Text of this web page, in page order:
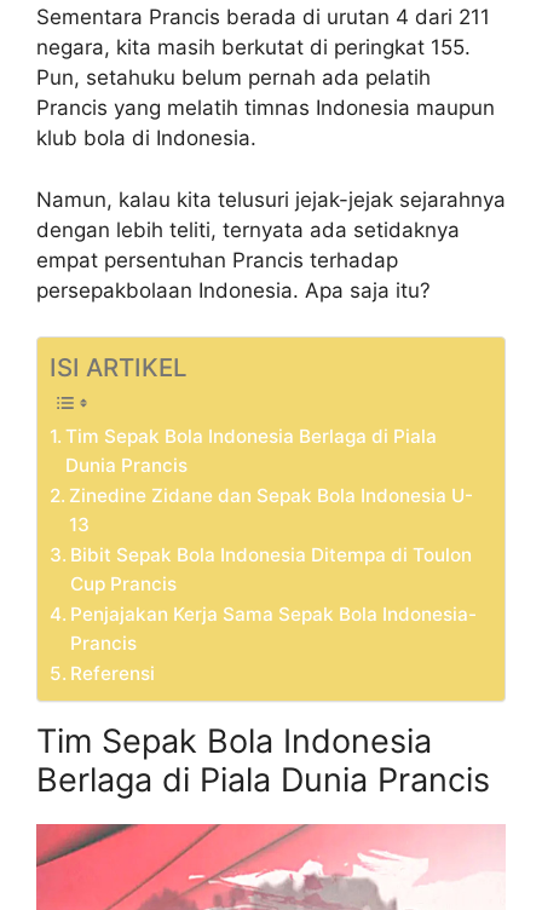
Sementara Prancis berada di urutan 4 dari 211
negara, kita masih berkutat di peringkat 155.
Pun, setahuku belum pernah ada pelatih
Prancis yang melatih timnas Indonesia maupun
klub bola di Indonesia.
Namun, kalau kita telusuri jejak-jejak sejarahnya
dengan lebih teliti, ternyata ada setidaknya
empat persentuhan Prancis terhadap
persepakbolaan Indonesia. Apa saja itu?
ISI ARTIKEL
Tim Sepak Bola Indonesia Berlaga di Piala
Dunia Prancis
Zinedine Zidane dan Sepak Bola Indonesia U-
13
Bibit Sepak Bola Indonesia Ditempa di Toulon
Cup Prancis
Penjajakan Kerja Sama Sepak Bola Indonesia-
Prancis
Referensi
Tim Sepak Bola Indonesia
Berlaga di Piala Dunia Prancis